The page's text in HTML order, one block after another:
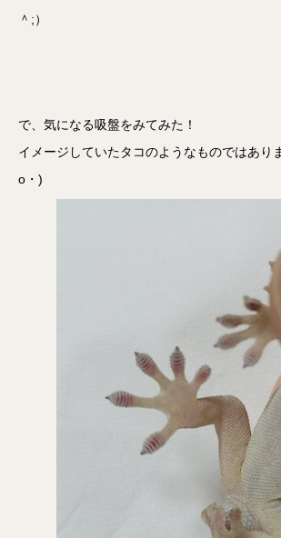
＾;）
で、気になる吸盤をみてみた！
イメージしていたタコのようなものではあり
o・)